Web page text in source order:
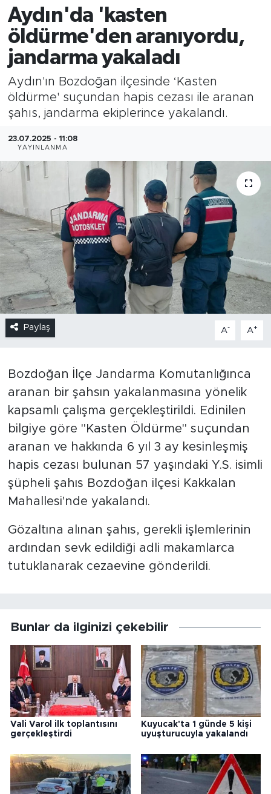
Aydın'da 'kasten
öldürme'den aranıyordu,
jandarma yakaladı
Aydın'ın Bozdoğan ilçesinde ‘Kasten
öldürme' suçundan hapis cezası ile aranan
şahıs, jandarma ekiplerince yakalandı.
23.07.2025 - 11:08
YAYINLANMA
Paylaş A- A+
Bozdoğan İlçe Jandarma Komutanlığınca
aranan bir şahsın yakalanmasına yönelik
kapsamlı çalışma gerçekleştirildi. Edinilen
bilgiye göre "Kasten Öldürme" suçundan
aranan ve hakkında 6 yıl 3 ay kesinleşmiş
hapis cezası bulunan 57 yaşındaki Y.S. isimli
şüpheli şahıs Bozdoğan ilçesi Kakkalan
Mahallesi'nde yakalandı.
Gözaltına alınan şahıs, gerekli işlemlerinin
ardından sevk edildiği adli makamlarca
tutuklanarak cezaevine gönderildi.
Bunlar da ilginizi çekebilir
Vali Varol ilk toplantısını
gerçekleştirdi
Kuyucak'ta 1 günde 5 kişi
uyuşturucuyla yakalandı